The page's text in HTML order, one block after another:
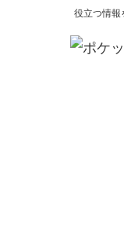
役立つ情報